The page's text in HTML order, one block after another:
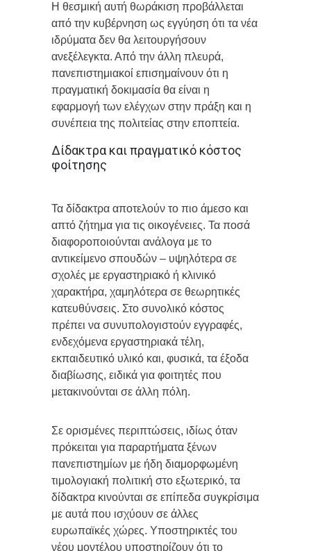
Η θεσμική αυτή θωράκιση προβάλλεται
από την κυβέρνηση ως εγγύηση ότι τα νέα
ιδρύματα δεν θα λειτουργήσουν
ανεξέλεγκτα. Από την άλλη πλευρά,
πανεπιστημιακοί επισημαίνουν ότι η
πραγματική δοκιμασία θα είναι η
εφαρμογή των ελέγχων στην πράξη και η
συνέπεια της πολιτείας στην εποπτεία.
Δίδακτρα και πραγματικό κόστος
φοίτησης
Τα δίδακτρα αποτελούν το πιο άμεσο και
απτό ζήτημα για τις οικογένειες. Τα ποσά
διαφοροποιούνται ανάλογα με το
αντικείμενο σπουδών – υψηλότερα σε
σχολές με εργαστηριακό ή κλινικό
χαρακτήρα, χαμηλότερα σε θεωρητικές
κατευθύνσεις. Στο συνολικό κόστος
πρέπει να συνυπολογιστούν εγγραφές,
ενδεχόμενα εργαστηριακά τέλη,
εκπαιδευτικό υλικό και, φυσικά, τα έξοδα
διαβίωσης, ειδικά για φοιτητές που
μετακινούνται σε άλλη πόλη.
Σε ορισμένες περιπτώσεις, ιδίως όταν
πρόκειται για παραρτήματα ξένων
πανεπιστημίων με ήδη διαμορφωμένη
τιμολογιακή πολιτική στο εξωτερικό, τα
δίδακτρα κινούνται σε επίπεδα συγκρίσιμα
με αυτά που ισχύουν σε άλλες
ευρωπαϊκές χώρες. Υποστηρικτές του
νέου μοντέλου υποστηρίζουν ότι το